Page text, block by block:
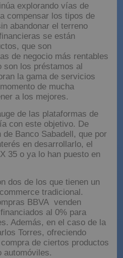
explorando vías de
compensar los tipos de
abandonar el terreno
se están
que son
de negocio más rentables
son los préstamos al
la gama de servicios
de mucha
a los mejores.
de las plataformas de
con este objetivo. De
Banco Sabadell, que por
en desarrollarlo, el
35 o ya lo han puesto en
dos de los que tienen un
tradicional.
BBVA venden
al 0% para
Además, en el caso de la
Torres, ofreciendo
de ciertos productos
automóviles.